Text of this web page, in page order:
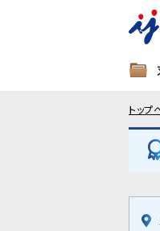
トップ